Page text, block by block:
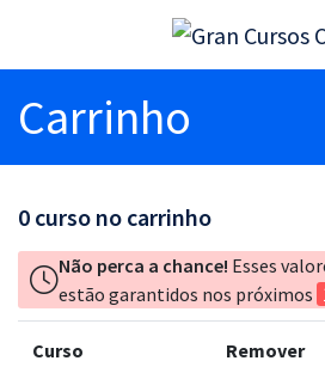
Carrinho
0 curso no carrinho
Não perca a chance! Esses
estão garantidos nos próximos
Curso Remover